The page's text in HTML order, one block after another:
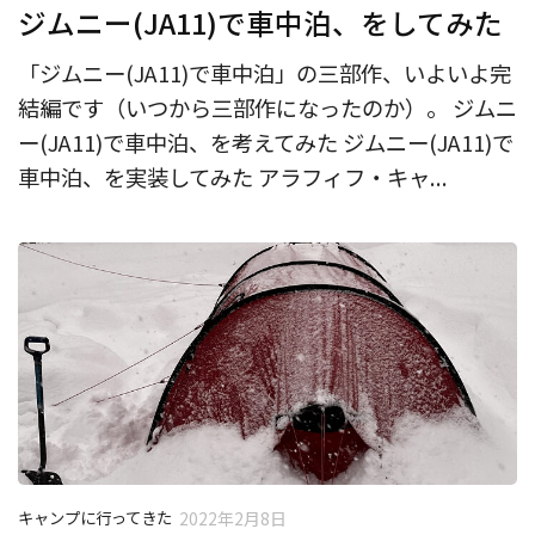
ジムニー(JA11)で車中泊、をしてみた
「ジムニー(JA11)で車中泊」の三部作、いよいよ完
結編です（いつから三部作になったのか）。 ジムニ
ー(JA11)で車中泊、を考えてみた ジムニー(JA11)で
車中泊、を実装してみた アラフィフ・キャ...
キャンプに行ってきた 2022年2月8日